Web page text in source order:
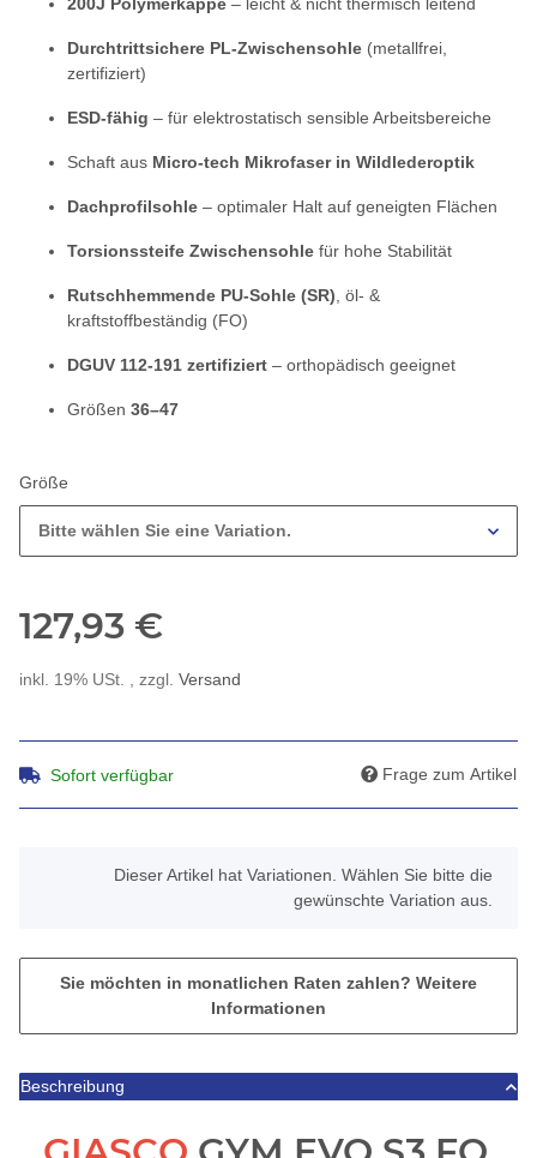
Durchtrittsichere PL-Zwischensohle (metallfrei,
zertifiziert)
ESD-fähig – für elektrostatisch sensible Arbeitsbereiche
Schaft aus Micro-tech Mikrofaser in Wildlederoptik
Dachprofilsohle – optimaler Halt auf geneigten Flächen
Torsionssteife Zwischensohle für hohe Stabilität
Rutschhemmende PU-Sohle (SR) , öl- &
kraftstoffbeständig (FO)
DGUV 112-191 zertifiziert – orthopädisch geeignet
Größen 36–47
Größe
Bitte wählen Sie eine Variation.
127,93 €
inkl. 19% USt. , zzgl. Versand
Sofort verfügbar Frage zum Artikel
Dieser Artikel hat Variationen. Wählen Sie bitte die
gewünschte Variation aus.
Sie möchten in monatlichen Raten zahlen? Weitere
Informationen
Beschreibung